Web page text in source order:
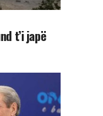
t’i japë